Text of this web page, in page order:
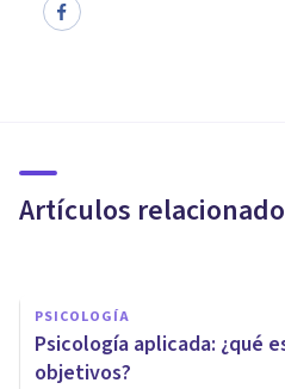
Artículos
adiós
PSICOLOGÍA
​Psicología aplicada: ¿qué
objetivos?